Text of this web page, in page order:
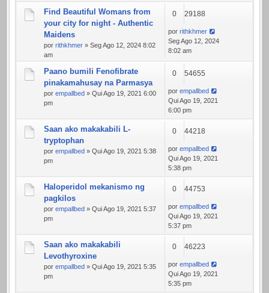
Find Beautiful Womans from
your city for night - Authentic
Maidens
por rithkhmer » Seg Ago 12, 2024 8:02
am
0 29188
por rithkhmer
Seg Ago 12, 2024
8:02 am
Paano bumili Fenofibrate
pinakamahusay na Parmasya
por empallbed » Qui Ago 19, 2021 6:00
pm
0 54655
por empallbed
Qui Ago 19, 2021
6:00 pm
Saan ako makakabili L-
tryptophan
por empallbed » Qui Ago 19, 2021 5:38
pm
0 44218
por empallbed
Qui Ago 19, 2021
5:38 pm
Haloperidol mekanismo ng
pagkilos
por empallbed » Qui Ago 19, 2021 5:37
pm
0 44753
por empallbed
Qui Ago 19, 2021
5:37 pm
Saan ako makakabili
Levothyroxine
por empallbed » Qui Ago 19, 2021 5:35
pm
0 46223
por empallbed
Qui Ago 19, 2021
5:35 pm